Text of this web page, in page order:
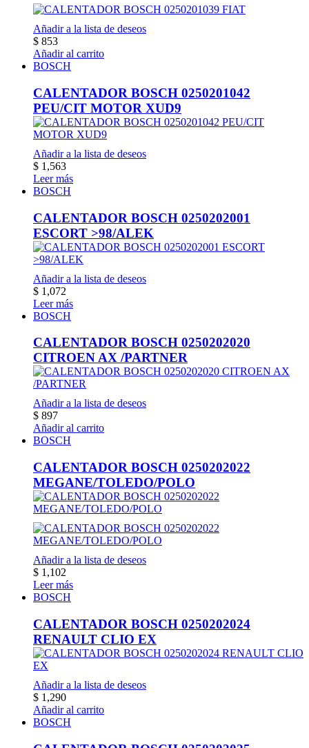
Añadir a la lista de deseos
$ 853
Añadir al carrito
BOSCH
CALENTADOR BOSCH 0250201042
PEU/CIT MOTOR XUD9
Añadir a la lista de deseos
$ 1,563
Leer más
BOSCH
CALENTADOR BOSCH 0250202001
ESCORT >98/ALEK
Añadir a la lista de deseos
$ 1,072
Leer más
BOSCH
CALENTADOR BOSCH 0250202020
CITROEN AX /PARTNER
Añadir a la lista de deseos
$ 897
Añadir al carrito
BOSCH
CALENTADOR BOSCH 0250202022
MEGANE/TOLEDO/POLO
Añadir a la lista de deseos
$ 1,102
Leer más
BOSCH
CALENTADOR BOSCH 0250202024
RENAULT CLIO EX
Añadir a la lista de deseos
$ 1,290
Añadir al carrito
BOSCH